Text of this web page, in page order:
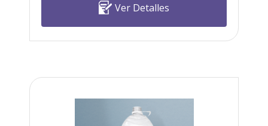
Ver Detalles